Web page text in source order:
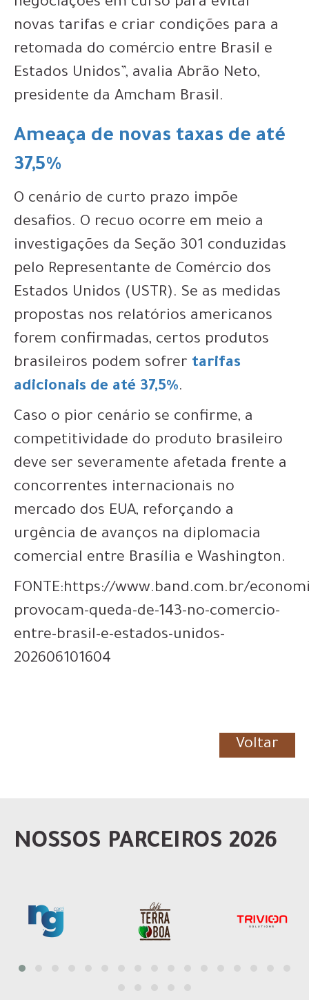
novas tarifas e criar condições para a
retomada do comércio entre Brasil e
Estados Unidos”, avalia Abrão Neto,
presidente da Amcham Brasil.
Ameaça de novas taxas de até
37,5%
O cenário de curto prazo impõe
desafios. O recuo ocorre em meio a
investigações da Seção 301 conduzidas
pelo Representante de Comércio dos
Estados Unidos (USTR). Se as medidas
propostas nos relatórios americanos
forem confirmadas, certos produtos
brasileiros podem sofrer tarifas
adicionais de até 37,5%.
Caso o pior cenário se confirme, a
competitividade do produto brasileiro
deve ser severamente afetada frente a
concorrentes internacionais no
mercado dos EUA, reforçando a
urgência de avanços na diplomacia
comercial entre Brasília e Washington.
FONTE:https://www.band.com.br/
provocam-queda-de-143-no-comercio-
entre-brasil-e-estados-unidos-
202606101604
Voltar
NOSSOS PARCEIROS 2026